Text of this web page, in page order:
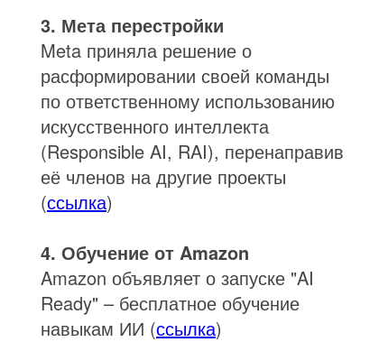
3. Мета перестройки
Meta приняла решение о
расформировании своей команды
по ответственному использованию
искусственного интеллекта
(Responsible AI, RAI), перенаправив
её членов на другие проекты
(ссылка)
4. Обучение от Amazon
Amazon объявляет о запуске "AI
Ready" – бесплатное обучение
навыкам ИИ (ссылка)